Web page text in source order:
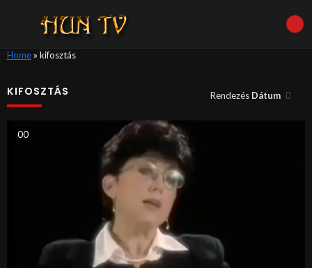
Home» kifosztás
KIFOSZTÁS Rendezés Dátum
00